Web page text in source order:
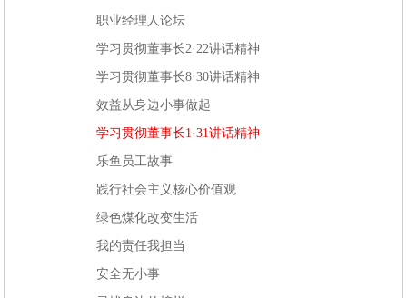
职业经理人论坛
学习贯彻董事长2·22讲话精神
学习贯彻董事长8·30讲话精神
效益从身边小事做起
学习贯彻董事长1·31讲话精神
乐鱼员工故事
践行社会主义核心价值观
绿色煤化改变生活
我的责任我担当
安全无小事